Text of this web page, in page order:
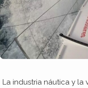
La industria náutica y la